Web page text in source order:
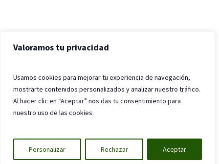
Valoramos tu privacidad
Usamos cookies para mejorar tu experiencia de navegación,
mostrarte contenidos personalizados y analizar nuestro tráfico.
Al hacer clic en “Aceptar” nos das tu consentimiento para
nuestro uso de las cookies.
Personalizar Rechazar Aceptar